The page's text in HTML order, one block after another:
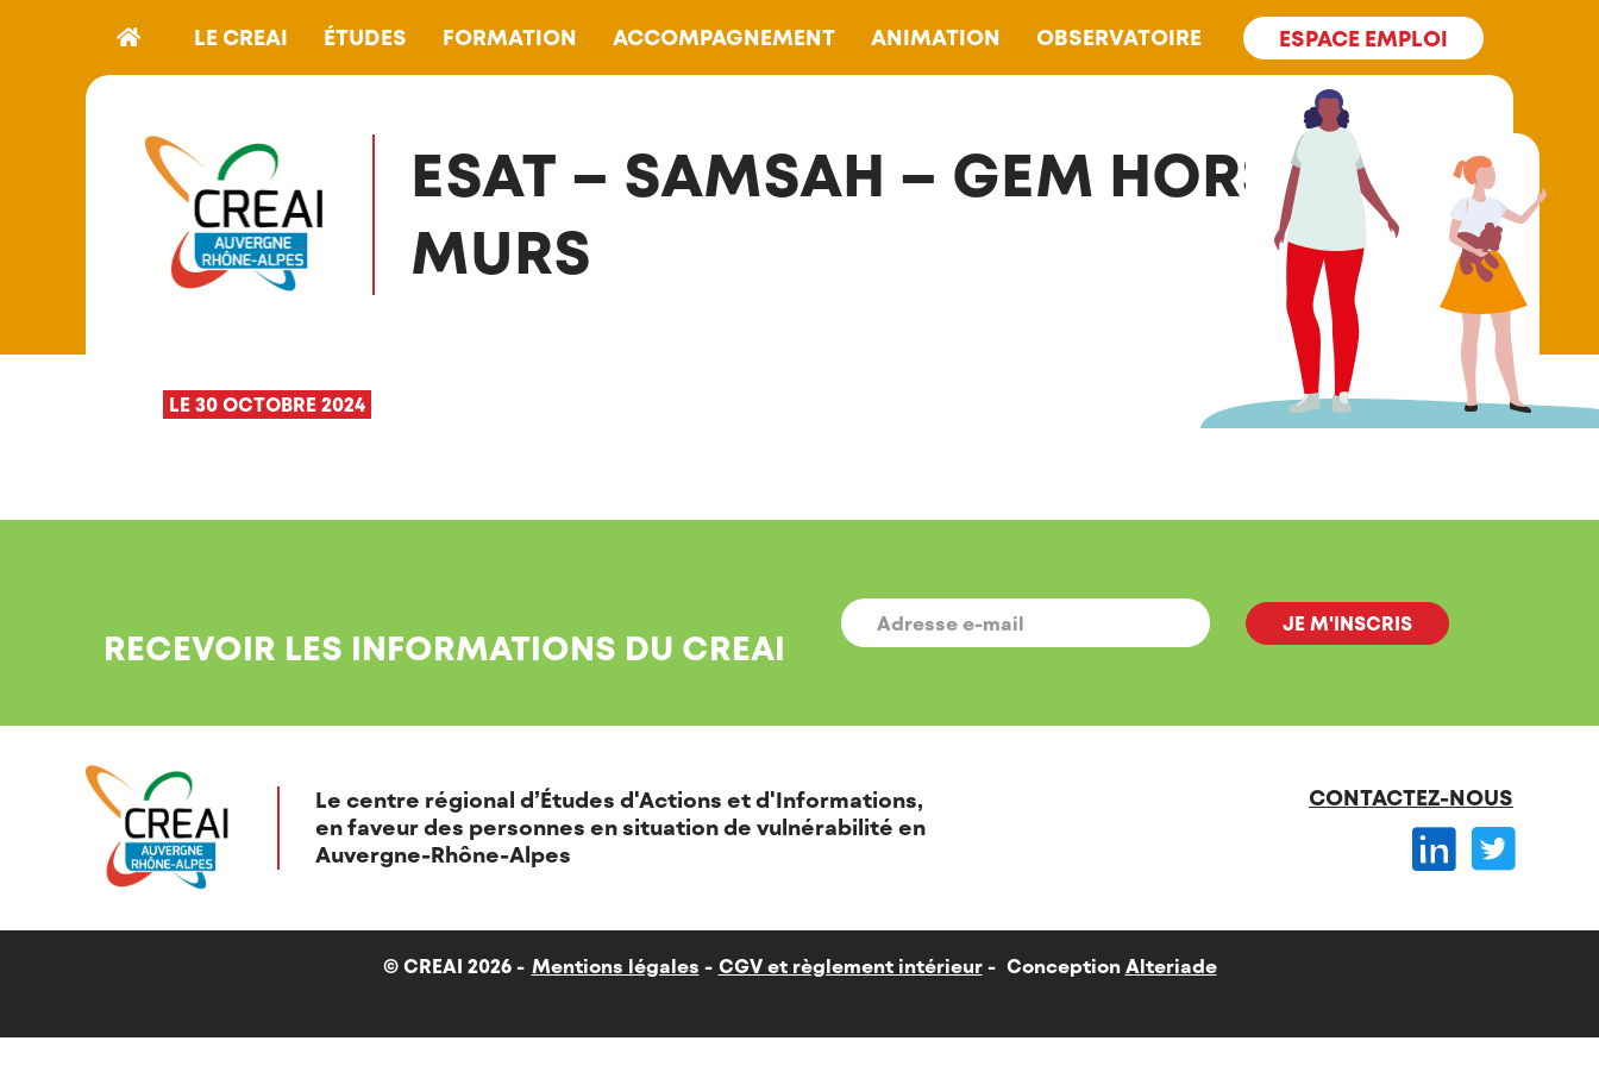
LE CREAI ÉTUDES FORMATION ACCOMPAGNEMENT ANIMATION OBSERVATOIRE ESPACE EMPLOI
ESAT – SAMSAH – GEM HORS LES
MURS
LE 30 OCTOBRE 2024
RECEVOIR LES INFORMATIONS DU CREAI
E-
MAIL *
Le centre régional d’Études d'Actions et d'Informations,
en faveur des personnes en situation de vulnérabilité en
Auvergne-Rhône-Alpes
CONTACTEZ-NOUS
© CREAI 2026 - Mentions légales CGV et règlement intérieur Conception Alteriade